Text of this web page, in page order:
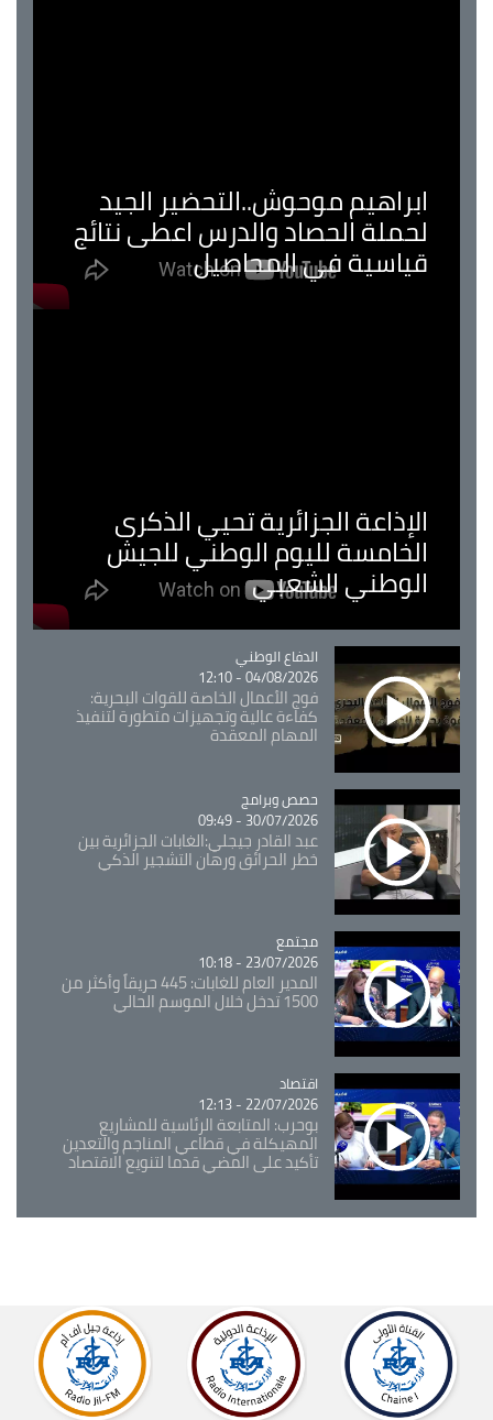
ابراهيم موحوش..التحضير الجيد
لحملة الحصاد والدرس اعطى نتائج
قياسية في المحاصيل
الإذاعة الجزائرية تحيي الذكرى
الخامسة لليوم الوطني للجيش
الوطني الشعبي
Catégorie
الدفاع الوطني
04/08/2026 - 12:10
فوج الأعمال الخاصة للقوات البحرية:
كفاءة عالية وتجهيزات متطورة لتنفيذ
المهام المعقدة
Catégorie
حصص وبرامج
30/07/2026 - 09:49
عبد القادر جيجلي:الغابات الجزائرية بين
خطر الحرائق ورهان التشجير الذكي
Catégorie
مجتمع
23/07/2026 - 10:18
المدير العام للغابات: 445 حريقاً وأكثر من
1500 تدخل خلال الموسم الحالي
Catégorie
اقتصاد
22/07/2026 - 12:13
بوحرب: المتابعة الرئاسية للمشاريع
المهيكلة في قطاعي المناجم والتعدين
تأكيد على المضي قدما لتنويع الاقتصاد